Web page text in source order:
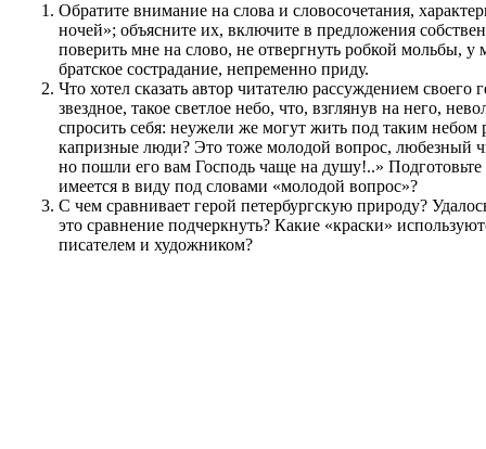
Обратите внимание на слова и словосочетания,
ночей»; объясните их, включите в предложения
поверить мне на слово, не отвергнуть робкой мольбы, у
братское сострадание, непременно приду.
Что хотел сказать автор читателю рассуждением своего
звездное, такое светлое небо, что, взглянув на него,
спросить себя: неужели же могут жить под таким небом
капризные люди? Это тоже молодой вопрос, любезный
но пошли его вам Господь чаще на душу!..» Подготовьте
имеется в виду под словами «молодой вопрос»?
С чем сравнивает герой петербургскую природу?
это сравнение подчеркнуть? Какие «краски»
писателем и художником?